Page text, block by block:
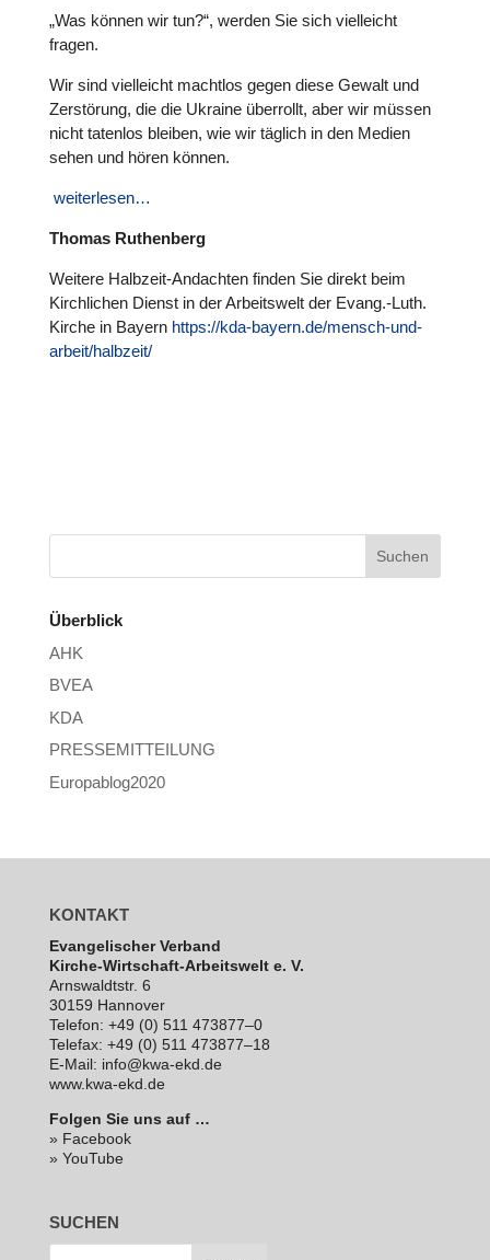
„Was können wir tun?“, werden Sie sich viel­leicht
fragen.
Wir sind viel­leicht machtlos gegen diese Gewalt und
Zer­stö­rung, die die Ukraine über­rollt, aber wir müssen
nicht tatenlos bleiben, wie wir täglich in den Medien
sehen und hören können.
wei­ter­le­sen…
Thomas Ruthen­berg
Weitere Halbzeit-Andach­ten finden Sie direkt beim
Kirch­li­chen Dienst in der Arbeits­welt der Evang.-Luth.
Kirche in Bayern https://kda-bayern.de/mensch-und-
arbeit/halbzeit/
Überblick
AHK
BVEA
KDA
PRESSEMITTEILUNG
Europablog2020
KONTAKT
Evan­ge­li­scher Verband
Kirche-Wirt­schaft-Arbeits­welt e. V.
Arns­waldt­str. 6
30159 Hannover
Telefon: +49 (0) 511 473877–0
Telefax: +49 (0) 511 473877–18
E‑Mail: info@kwa-ekd.de
www.kwa-ekd.de
Folgen Sie uns auf …
» Facebook
» YouTube
SUCHEN